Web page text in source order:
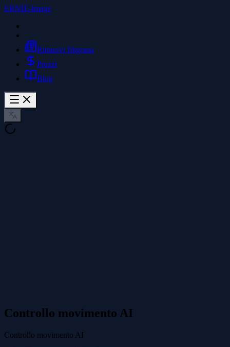
ERNIE-Image
Rimuovi filigrana
Prezzi
Blog
Controllo movimento AI
Controllo movimento AI